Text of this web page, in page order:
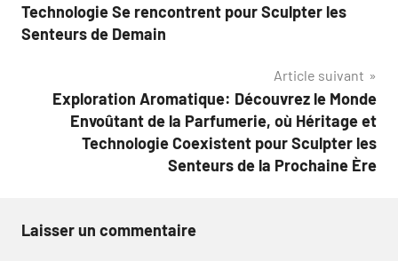
l’article
Technologie Se rencontrent pour Sculpter les
Senteurs de Demain
Article suivant
Exploration Aromatique: Découvrez le Monde
Envoûtant de la Parfumerie, où Héritage et
Technologie Coexistent pour Sculpter les
Senteurs de la Prochaine Ère
Laisser un commentaire